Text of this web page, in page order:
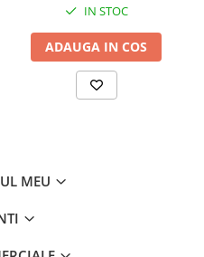
IN STOC
ADAUGA IN COS
MEU